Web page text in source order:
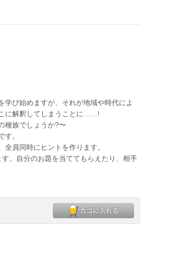
学び始めますが、それが地域や時代によ
に解釈してしまうことに……!
種族でしょうか?〜
。
員同時にヒントを作ります。
。自分のお題を当ててもらえたり、相手